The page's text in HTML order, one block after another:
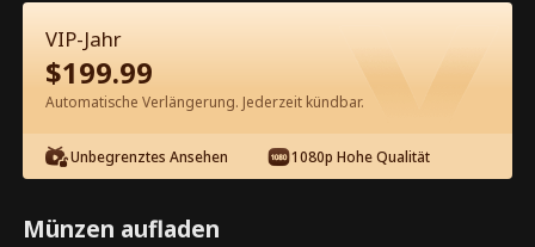
Episode 79 - Unerwartete Scheidung
Kompletter Film
1-50 51-83
79 80 81 82 83
VIP-Jahr
$199.99
Automatische Verlängerung. Jederzeit kündbar.
Unbegrenztes Ansehen 1080p Hohe Qualität
Münzen aufladen